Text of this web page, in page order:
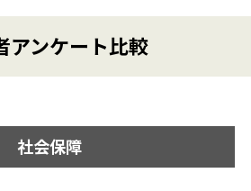
アンケート比較
社会保障